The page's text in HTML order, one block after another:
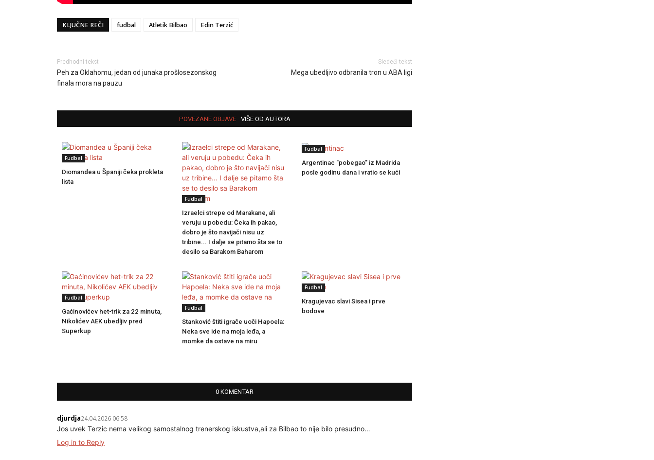
KLJUČNE REČI fudbal Atletik Bilbao Edin Terzić
Predhodni tekst
Peh za Oklahomu, jedan od junaka prošlosezonskog
finala mora na pauzu
Sledeći tekst
Mega ubedljivo odbranila tron u ABA ligi
POVEZANE OBJAVE VIŠE OD AUTORA
Fudbal
Diomandea u Španiji čeka prokleta
lista
Fudbal
Izraelci strepe od Marakane, ali
veruju u pobedu: Čeka ih pakao,
dobro je što navijači nisu uz
tribine... I dalje se pitamo šta se to
desilo sa Barakom Baharom
Fudbal
Argentinac "pobegao" iz Madrida
posle godinu dana i vratio se kući
Fudbal
Gaćinovićev het-trik za 22 minuta,
Nikolićev AEK ubedljiv pred
Superkup
Fudbal
Stanković štiti igrače uoči Hapoela:
Neka sve ide na moja leđa, a
momke da ostave na miru
Fudbal
Kragujevac slavi Sisea i prve
bodove
0 KOMENTAR
djurdja24.04.2026 06:58
Jos uvek Terzic nema velikog samostalnog trenerskog iskustva,ali za Bilbao to nije bilo presudno…
Log in to Reply